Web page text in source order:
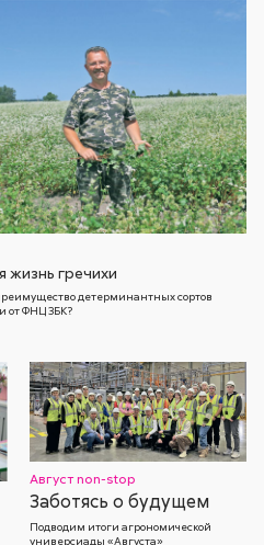
жизнь гречихи
детерминантных сортов
от ФНЦ ЗБК?
Август non-stop
Заботясь о будущем
Подводим итоги агрономической
универсиады «Августа»